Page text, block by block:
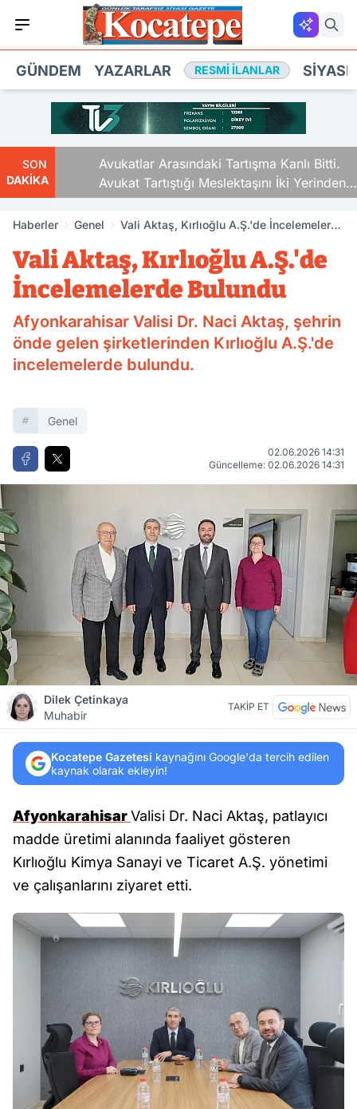
GÜNDEM YAZARLAR RESMI İLANLAR
SON
DAKİKA
Avukatlar Arasındaki Tartışma Kanlı Bitti.
Avukat Tartıştığı Meslektaşını İki Yerinden
Vurdu
Haberler Genel
Vali Aktaş, Kırlıoğlu A.Ş.'de İncelemelerde
Vali Aktaş, Kırlıoğlu A.Ş.'de
İncelemelerde Bulundu
Afyonkarahisar Valisi Dr. Naci Aktaş, şehrin
önde gelen şirketlerinden Kırlıoğlu A.Ş.'de
incelemelerde bulundu.
Genel
02.06.2026 14:31
Güncelleme: 02.06.2026 14:31
Dilek Çetinkaya
Muhabir
TAKİP ET
Kocatepe Gazetesi kaynağını Google'da tercih edilen
kaynak olarak ekleyin!
AfyonkarahisarValisi Dr. Naci Aktaş, patlayıcı
madde üretimi alanında faaliyet gösteren
Kırlıoğlu Kimya Sanayi ve Ticaret A.Ş. yönetimi
ve çalışanlarını ziyaret etti.